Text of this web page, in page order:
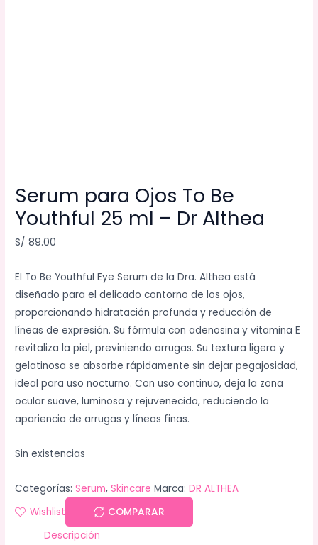
Serum para Ojos To Be
Youthful 25 ml – Dr Althea
S/ 89.00
El To Be Youthful Eye Serum de la Dra. Althea está
diseñado para el delicado contorno de los ojos,
proporcionando hidratación profunda y reducción de
líneas de expresión. Su fórmula con adenosina y vitamina E
revitaliza la piel, previniendo arrugas. Su textura ligera y
gelatinosa se absorbe rápidamente sin dejar pegajosidad,
ideal para uso nocturno. Con uso continuo, deja la zona
ocular suave, luminosa y rejuvenecida, reduciendo la
apariencia de arrugas y líneas finas.
Sin existencias
Categorías:Serum,Skincare Marca:DR ALTHEA
Wishlist
COMPARAR
Descripción